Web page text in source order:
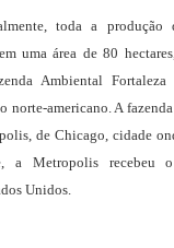
toda a
uma área de 80
Ambiental
norte-americano. A
de Chicago, cidade
a Metropolis recebeu
Unidos.